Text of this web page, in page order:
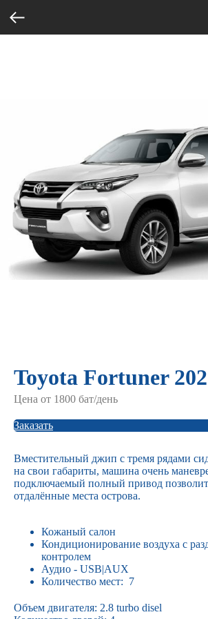
Toyota Fortuner
Цена от 1800 бат/день
Заказать
Вместительный джип с тремя рядами
на свои габариты, машина очень
подключаемый полный привод позволит
отдалённые места острова.
Кожаный салон
Кондиционирование воздуха с
контролем
Аудио - USB|AUX
Количество мест: 7
Объем двигателя: 2.8 turbo disel